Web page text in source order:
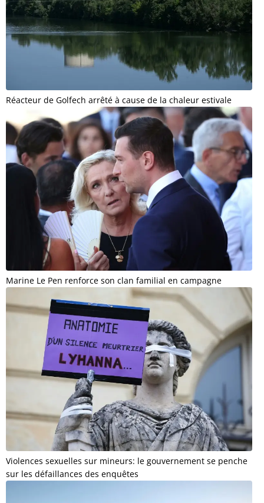
Réacteur de Golfech arrêté à cause de la chaleur estivale
Marine Le Pen renforce son clan familial en campagne
Violences sexuelles sur mineurs: le gouvernement se penche
sur les défaillances des enquêtes